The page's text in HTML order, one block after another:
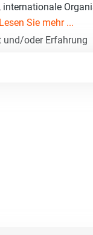
Lesen Sie mehr ...
und/oder Erfahrung